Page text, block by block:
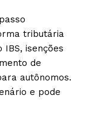
tributária
isenções
de
autônomos.
e pode